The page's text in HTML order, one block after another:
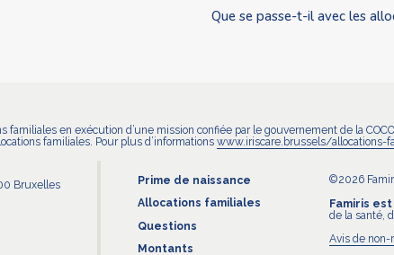
Que se passe-t-il avec les
familiales en exécution d’une mission confiée par le gouvernement de la
familiales. Pour plus d’informations www.iriscare.brussels/allocations-
Bruxelles
Prime de naissance
Allocations familiales
Questions
Montants
©2026
Famiris
de la santé,
Avis de non-